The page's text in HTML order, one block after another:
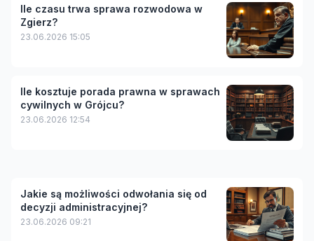
Ile czasu trwa sprawa rozwodowa w
Zgierz?
23.06.2026 15:05
Ile kosztuje porada prawna w sprawach
cywilnych w Grójcu?
23.06.2026 12:54
Jakie są możliwości odwołania się od
decyzji administracyjnej?
23.06.2026 09:21